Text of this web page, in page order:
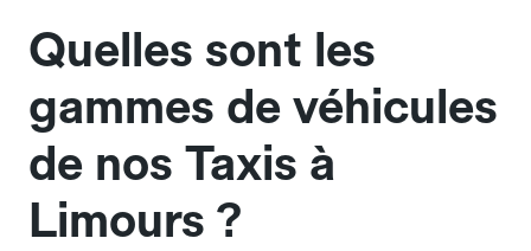
Quelles sont les
gammes de véhicules
de nos Taxis à
Limours ?